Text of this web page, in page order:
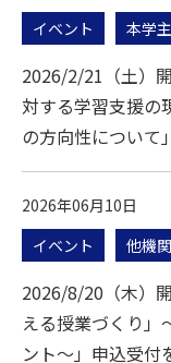
イベント
本学
2026/2/21（土）
対する学習支援
の方向性について
2026年06月10日
イベント
他機
2026/8/20（木）
える授業づくり」
ント〜」申込受付